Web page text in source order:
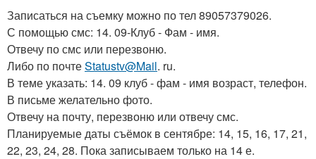
Записаться на съемку можно по тел 89057379026.
С помощью смс: 14. 09-Клуб - Фам - имя.
Отвечу по смс или перезвоню.
Либо по почтеStatustv@Mail. ru.
В теме указать: 14. 09 клуб - фам - имя возраст, телефон.
В письме желательно фото.
Отвечу на почту, перезвоню или отвечу смс.
Планируемые даты съёмок в сентябре: 14, 15, 16, 17, 21,
22, 23, 24, 28. Пока записываем только на 14 е.